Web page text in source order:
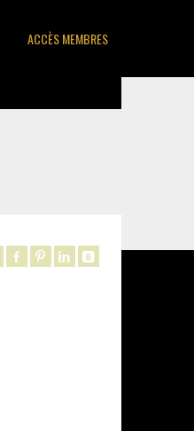
ACCÈS MEMBRES